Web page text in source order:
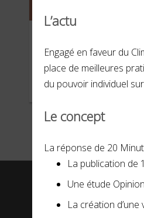
NOVEMBRE 2021
L’actu
Engagé en faveur du
place de meilleures
du pouvoir individuel
Le concept
La réponse de 20
La publication de
Une étude
La création d’une